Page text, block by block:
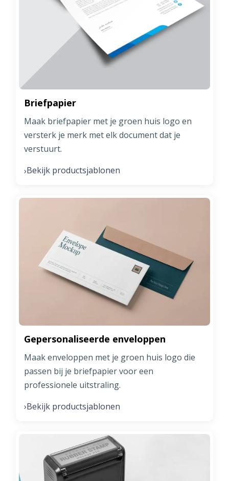
Briefpapier
Maak briefpapier met je groen huis logo en
versterk je merk met elk document dat je
verstuurt.
›Bekijk productsjablonen
Gepersonaliseerde enveloppen
Maak enveloppen met je groen huis logo die
passen bij je briefpapier voor een
professionele uitstraling.
›Bekijk productsjablonen